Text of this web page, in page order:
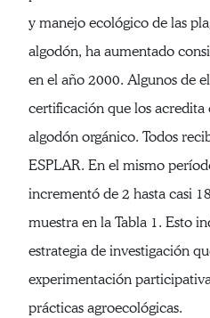
y manejo ecológico de las
algodón, ha aumentado
en el año 2000. Algunos de
certificación que los
algodón orgánico. Todos
ESPLAR. En el mismo
incrementó de 2 hasta casi
muestra en la Tabla 1. Esto
estrategia de investigación
experimentación
prácticas agroecológicas.